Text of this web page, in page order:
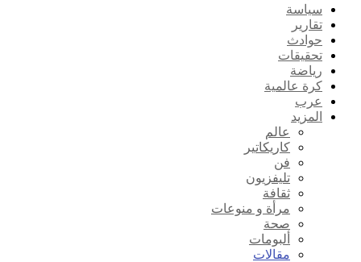
سياسة
تقارير
حوادث
تحقيقات
رياضة
كرة عالمية
عرب
المزيد
عالم
كاريكاتير
فن
تليفزيون
ثقافة
مرأة و منوعات
صحة
ألبومات
مقالات